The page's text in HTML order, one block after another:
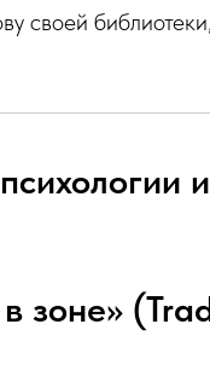
своей
в зоне»